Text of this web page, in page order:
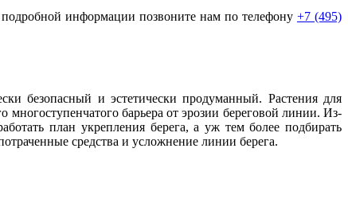
информации позвоните нам по телефону +7 (495)
безопасный и эстетически продуманный. Растения для
многоступенчатого барьера от эрозии береговой линии. Из-
план укрепления берега, а уж тем более подбирать
средства и усложнение линии берега.